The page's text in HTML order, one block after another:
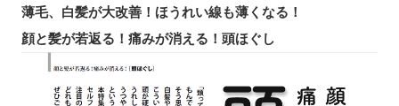
薄毛、白髪が大改善！ほうれい線も薄くなる！
顔と髪が若返る！痛みが消える！頭ほぐし